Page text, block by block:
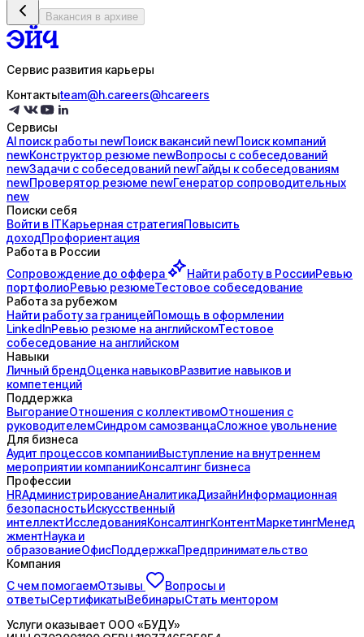
Вакансия в архиве
Сервис развития карьеры
Контактыteam@h.careers@hcareers
Сервисы
AI поискработы newПоисквакансий newПоисккомпаний
newКонструктор резюме newВопросы с собеседований
newЗадачи с собеседований newГайды ксобеседованиям
newПроверятор резюме newГенератор сопроводительных
new
Поиски себя
Войти в ITКарьерная стратегияПовысить
доходПрофориентация
Работа в России
Сопровождение до оффера Найти работу в РоссииРевью
портфолиоРевью резюмеТестовое собеседование
Работа за рубежом
Найти работу за границейПомощь в оформлении
LinkedInРевью резюме на английскомТестовое
собеседование на английском
Навыки
Личный брендОценка навыковРазвитие навыков и
компетенций
Поддержка
ВыгораниеОтношения с коллективомОтношения с
руководителемСиндром самозванцаСложное увольнение
Для бизнеса
Аудит процессов компанииВыступление на внутреннем
мероприятии компанииКонсалтинг бизнеса
Профессии
HRАдминистрированиеАналитикаДизайнИнформационная
безопасностьИскусственный
интеллектИсследованияКонсалтингКонтентМаркетингМенед
жментНаука и
образованиеОфисПоддержкаПредпринимательство
Компания
С чем помогаемОтзывы
Вопросы и
ответыСертификатыВебинарыСтать ментором
Услуги оказывает ООО «БУДУ»